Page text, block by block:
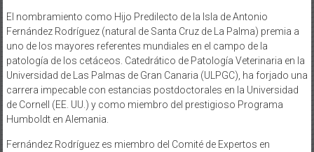
El nombramiento como Hijo Predilecto de la Isla de Antonio
Fernández Rodríguez (natural de Santa Cruz de La Palma) premia a
uno de los mayores referentes mundiales en el campo de la
patología de los cetáceos. Catedrático de Patología Veterinaria en la
Universidad de Las Palmas de Gran Canaria (ULPGC), ha forjado una
carrera impecable con estancias postdoctorales en la Universidad
de Cornell (EE. UU.) y como miembro del prestigioso Programa
Humboldt en Alemania.
Fernández Rodríguez es miembro del Comité de Expertos en